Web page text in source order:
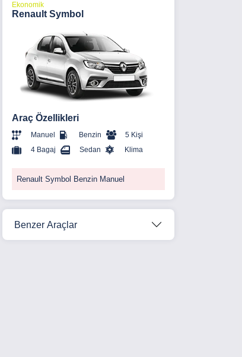
Ekonomik
Renault Symbol
Araç Özellikleri
Manuel Benzin
5 Kişi
4 Bagaj
Sedan Klima
Renault Symbol Benzin Manuel
Benzer Araçlar